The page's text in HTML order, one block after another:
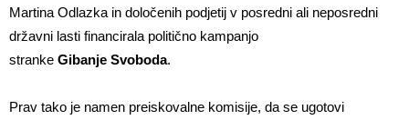
Martina Odlazka in določenih podjetij v posredni ali neposredni
državni lasti financirala politično kampanjo
stranke Gibanje Svoboda.
Prav tako je namen preiskovalne komisije, da se ugotovi